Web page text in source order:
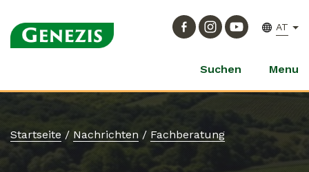
AT
Suchen Menu
Startseite / Nachrichten / Fachberatung